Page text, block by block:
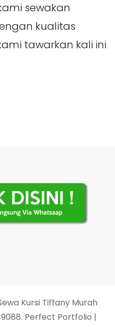
sewakan
kualitas
tawarkan kali ini
Kursi Tiffany Murah
. Perfect Portfolio |